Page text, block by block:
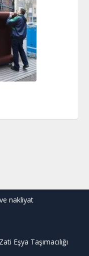
nakliyat
Zati Eşya Taşımacılığı